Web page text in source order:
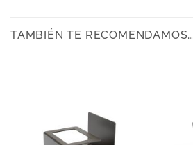
TAMBIÉN TE RECOMENDAMOS…